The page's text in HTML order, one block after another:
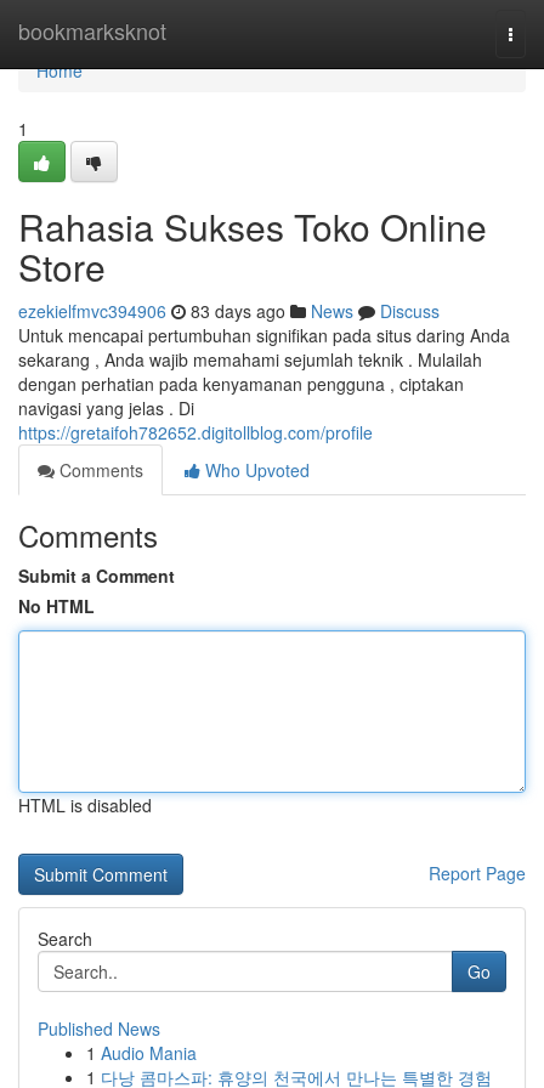
bookmarksknot
Home
Home
1
Rahasia Sukses Toko Online
Store
ezekielfmvc394906 83 days ago News
Discuss
Untuk mencapai pertumbuhan signifikan pada situs daring Anda
sekarang , Anda wajib memahami sejumlah teknik . Mulailah
dengan perhatian pada kenyamanan pengguna , ciptakan
navigasi yang jelas . Di
https://gretaifoh782652.digitollblog.com/profile
Comments
Who Upvoted
Comments
Submit a Comment
No HTML
HTML is disabled
Report Page
Search
Go
Published News
1 Audio Mania
1 다낭 콤마스파: 휴양의 천국에서 만나는 특별한 경험